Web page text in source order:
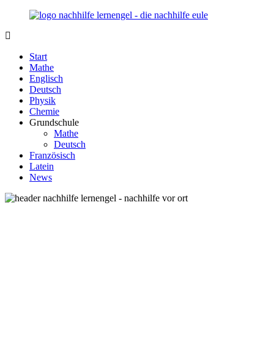
Zurück
Inhalt
Lernengel.de
Nachhilfe-
Eule
berät
zum
Thema
Nachhilfe
Lernen
wieder
Spaß
Start
Mathe
Englisch
Deutsch
Physik
Chemie
Grundschule
Mathe
Deutsch
Französisch
Latein
News